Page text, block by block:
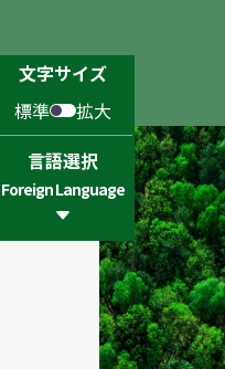
文字サイズ
標準
拡大
言語選択
Foreign Language